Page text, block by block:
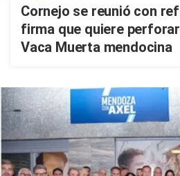
Cornejo se reunió con
firma que quiere
Vaca Muerta mendocina